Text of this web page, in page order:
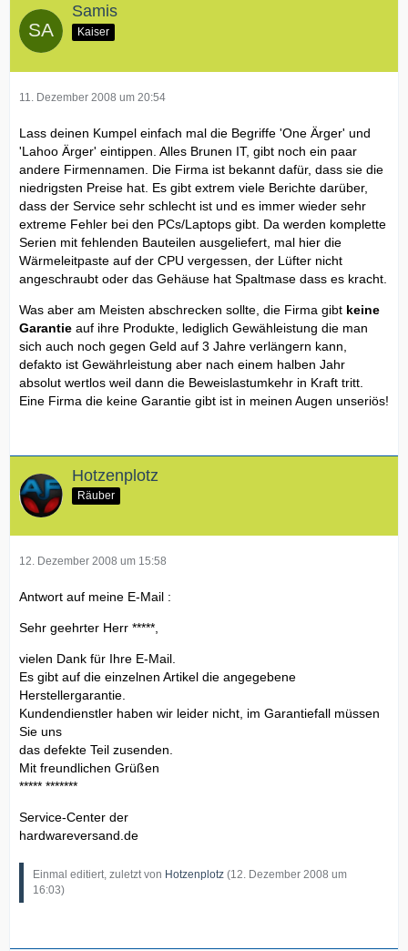
Samis
Kaiser
11. Dezember 2008 um 20:54
Lass deinen Kumpel einfach mal die Begriffe 'One Ärger' und
'Lahoo Ärger' eintippen. Alles Brunen IT, gibt noch ein paar
andere Firmennamen. Die Firma ist bekannt dafür, dass sie die
niedrigsten Preise hat. Es gibt extrem viele Berichte darüber,
dass der Service sehr schlecht ist und es immer wieder sehr
extreme Fehler bei den PCs/Laptops gibt. Da werden komplette
Serien mit fehlenden Bauteilen ausgeliefert, mal hier die
Wärmeleitpaste auf der CPU vergessen, der Lüfter nicht
angeschraubt oder das Gehäuse hat Spaltmase dass es kracht.
Was aber am Meisten abschrecken sollte, die Firma gibt keine
Garantie auf ihre Produkte, lediglich Gewähleistung die man
sich auch noch gegen Geld auf 3 Jahre verlängern kann,
defakto ist Gewährleistung aber nach einem halben Jahr
absolut wertlos weil dann die Beweislastumkehr in Kraft tritt.
Eine Firma die keine Garantie gibt ist in meinen Augen unseriös!
Hotzenplotz
Räuber
12. Dezember 2008 um 15:58
Antwort auf meine E-Mail :
Sehr geehrter Herr *****,
vielen Dank für Ihre E-Mail.
Es gibt auf die einzelnen Artikel die angegebene
Herstellergarantie.
Kundendienstler haben wir leider nicht, im Garantiefall müssen
Sie uns
das defekte Teil zusenden.
Mit freundlichen Grüßen
***** *******
Service-Center der
hardwareversand.de
Einmal editiert, zuletzt von Hotzenplotz (12. Dezember 2008 um
16:03)